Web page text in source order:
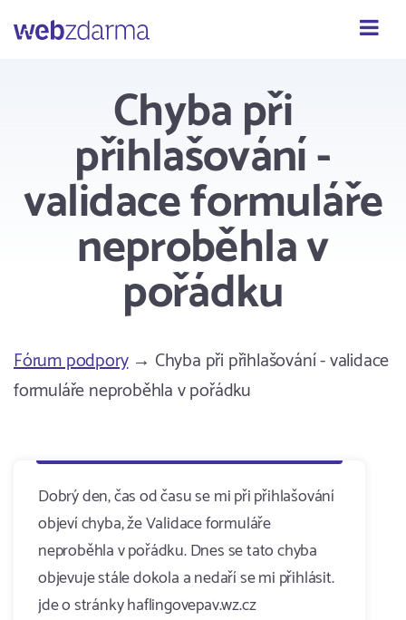
Webzdarma
Chyba při
přihlašování -
validace formuláře
neproběhla v
pořádku
Fórum podpory→ Chyba při přihlašování - validace
formuláře neproběhla v pořádku
Dobrý den, čas od času se mi při přihlašování
objeví chyba, že Validace formuláře
neproběhla v pořádku. Dnes se tato chyba
objevuje stále dokola a nedaří se mi přihlásit.
jde o stránky haflingovepav.wz.cz